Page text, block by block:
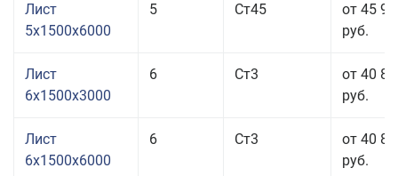
Лист
5x1500x6000
5 Ст45
от 45
руб.
Лист
6x1500x3000
6 Ст3
от 40
руб.
Лист
6x1500x6000
6 Ст3
от 40
руб.